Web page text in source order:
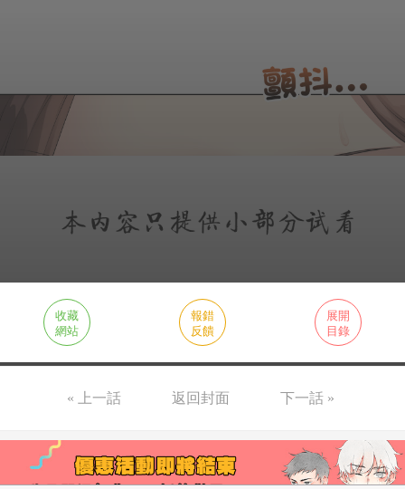
收藏
網站
報錯
反饋
展開
目錄
« 上一話 返回封面 下一話 »